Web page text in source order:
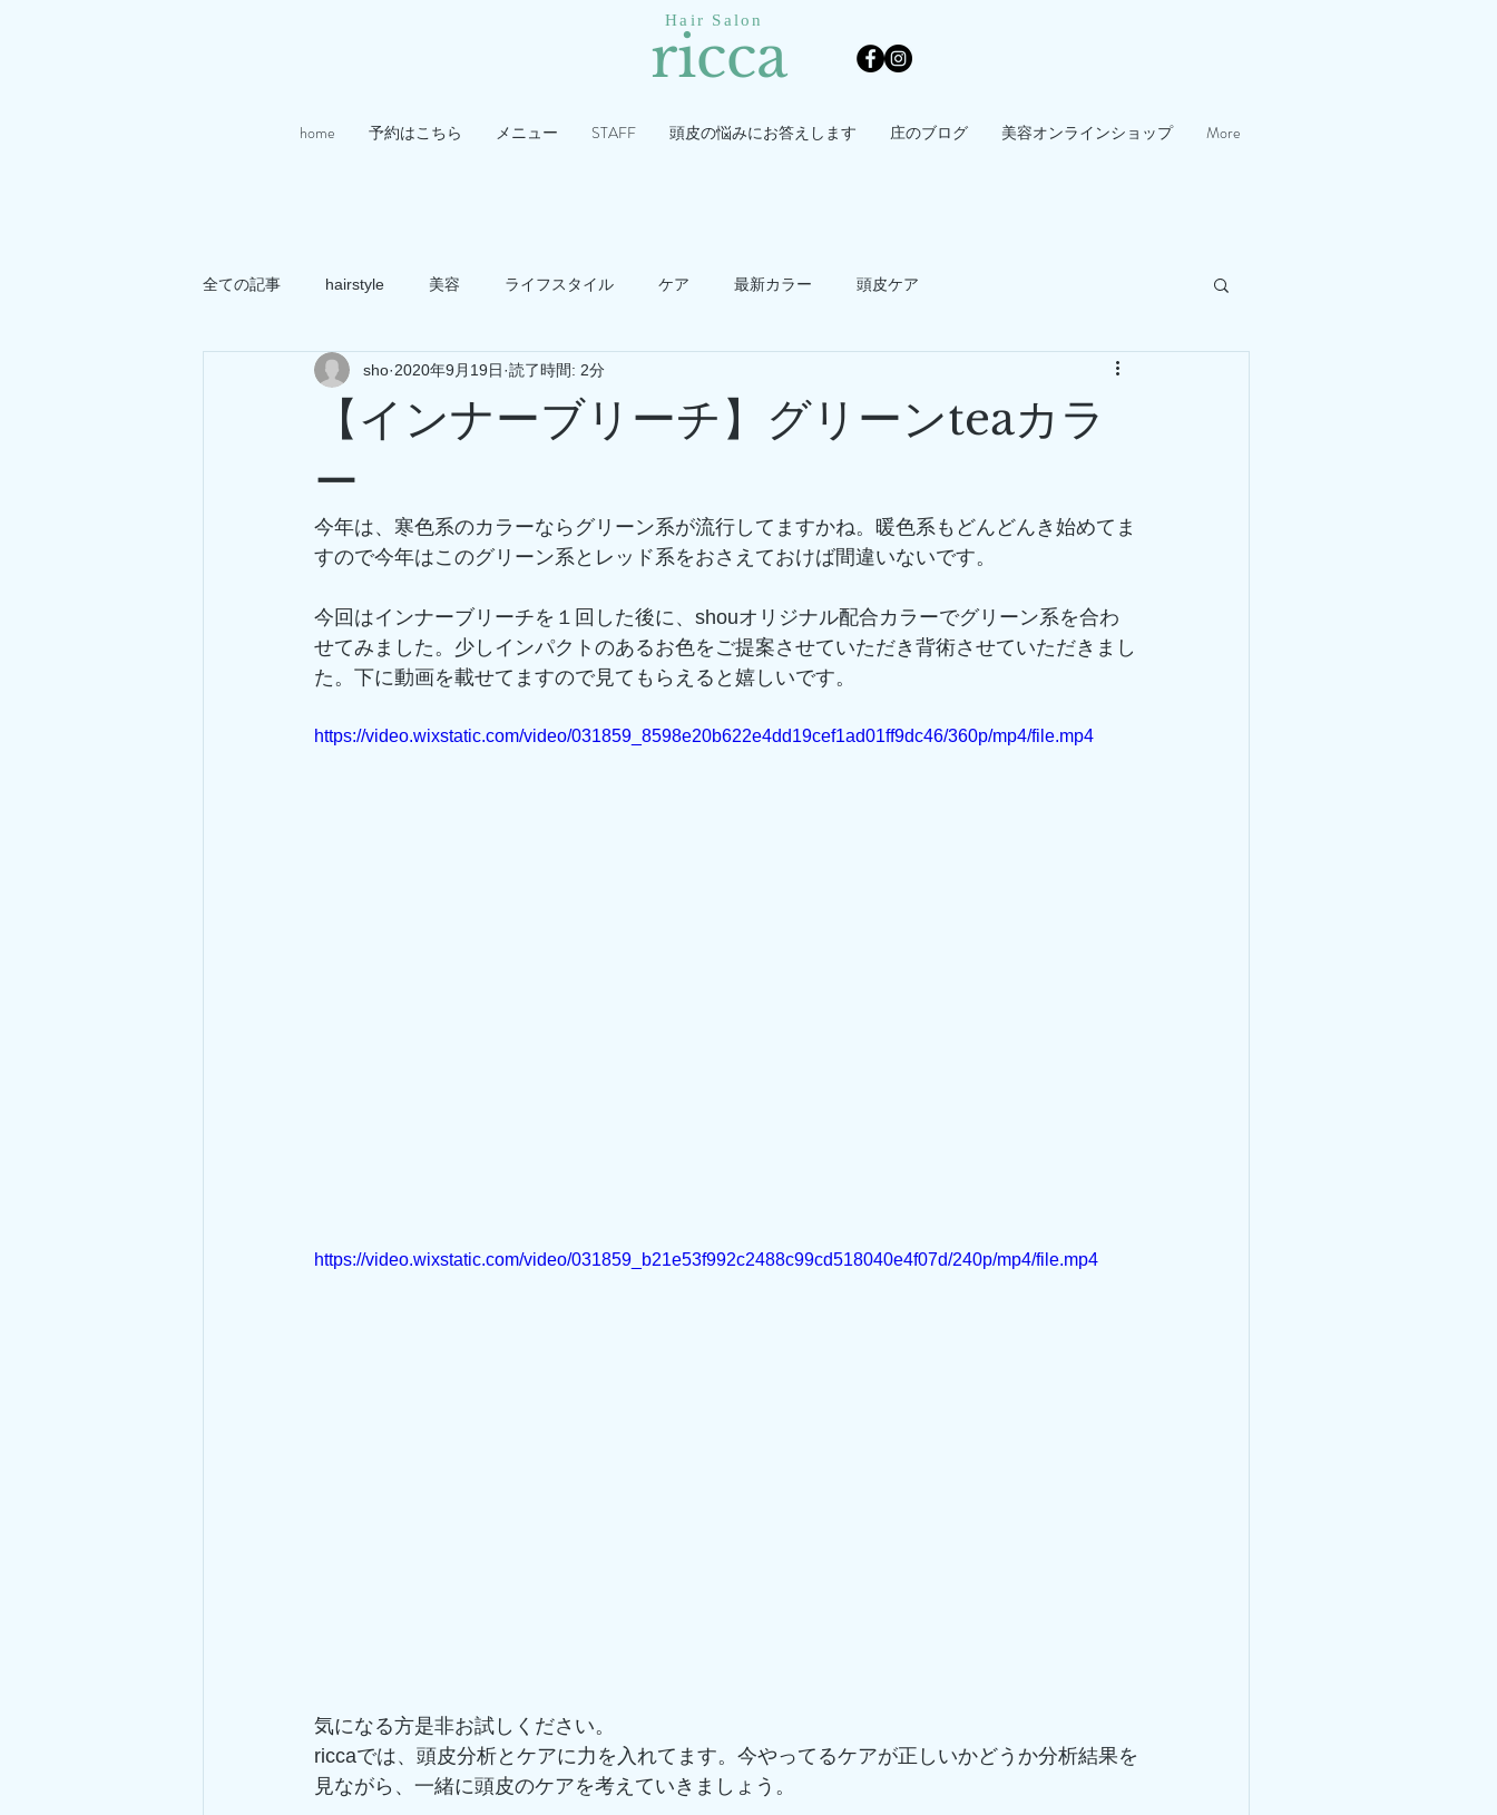
ricca
home 予約はこちら メニュー STAFF 頭皮の悩みにお答えします 庄のブログ 美容オンラインショップ More
Hair Salon
全ての記事 hairstyle 美容 ライフスタイル ケア 最新カラー 頭皮ケア
【インナーブリーチ】グリーンteaカラ
ー
sho 2020年9月19日 読了時間: 2分
今年は、寒色系のカラーならグリーン系が流行してますかね。暖色系もどんどんき始めてま
すので今年はこのグリーン系とレッド系をおさえておけば間違いないです。
今回はインナーブリーチを１回した後に、shouオリジナル配合カラーでグリーン系を合わ
せてみました。少しインパクトのあるお色をご提案させていただき背術させていただきまし
た。下に動画を載せてますので見てもらえると嬉しいです。
https://video.wixstatic.com/video/031859_8598e20b622e4dd19cef1ad01ff9dc46/360p/mp4/file.mp4
https://video.wixstatic.com/video/031859_b21e53f992c2488c99cd518040e4f07d/240p/mp4/file.mp4
気になる方是非お試しください。
riccaでは、頭皮分析とケアに力を入れてます。今やってるケアが正しいかどうか分析結果を
見ながら、一緒に頭皮のケアを考えていきましょう。